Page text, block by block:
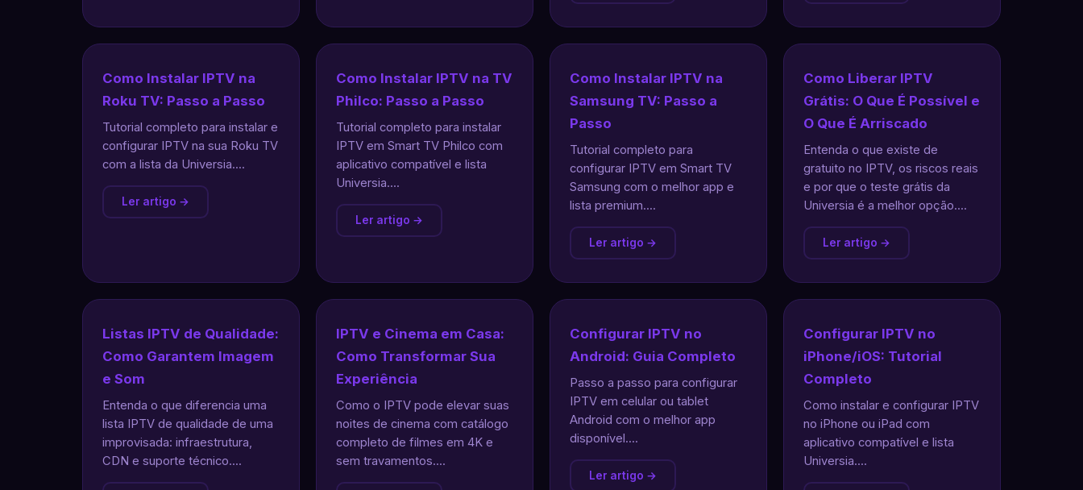
Como Instalar IPTV na
Roku TV: Passo a Passo
Tutorial completo para instalar e
configurar IPTV na sua Roku TV
com a lista da Universia....
Ler artigo →
Como Instalar IPTV na TV
Philco: Passo a Passo
Tutorial completo para instalar
IPTV em Smart TV Philco com
aplicativo compatível e lista
Universia....
Ler artigo →
Como Instalar IPTV na
Samsung TV: Passo a
Passo
Tutorial completo para
configurar IPTV em Smart TV
Samsung com o melhor app e
lista premium....
Ler artigo →
Como Liberar IPTV
Grátis: O Que É Possível e
O Que É Arriscado
Entenda o que existe de
gratuito no IPTV, os riscos reais
e por que o teste grátis da
Universia é a melhor opção....
Ler artigo →
Listas IPTV de Qualidade:
Como Garantem Imagem
e Som
Entenda o que diferencia uma
lista IPTV de qualidade de uma
improvisada: infraestrutura,
CDN e suporte técnico....
IPTV e Cinema em Casa:
Como Transformar Sua
Experiência
Como o IPTV pode elevar suas
noites de cinema com catálogo
completo de filmes em 4K e
sem travamentos....
Configurar IPTV no
Android: Guia Completo
Passo a passo para configurar
IPTV em celular ou tablet
Android com o melhor app
disponível....
Ler artigo →
Configurar IPTV no
iPhone/iOS: Tutorial
Completo
Como instalar e configurar IPTV
no iPhone ou iPad com
aplicativo compatível e lista
Universia....